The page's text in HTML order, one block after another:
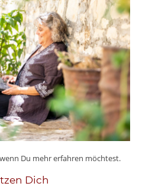
Du mehr erfahren möchtest.
Dich